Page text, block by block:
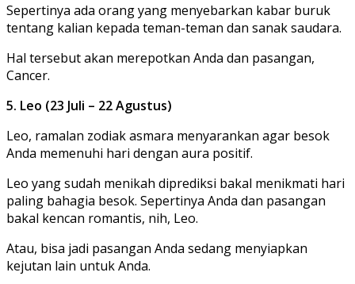
Sepertinya ada orang yang menyebarkan kabar buruk
tentang kalian kepada teman-teman dan sanak saudara.
Hal tersebut akan merepotkan Anda dan pasangan,
Cancer.
5. Leo (23 Juli – 22 Agustus)
Leo, ramalan zodiak asmara menyarankan agar besok
Anda memenuhi hari dengan aura positif.
Leo yang sudah menikah diprediksi bakal menikmati hari
paling bahagia besok. Sepertinya Anda dan pasangan
bakal kencan romantis, nih, Leo.
Atau, bisa jadi pasangan Anda sedang menyiapkan
kejutan lain untuk Anda.